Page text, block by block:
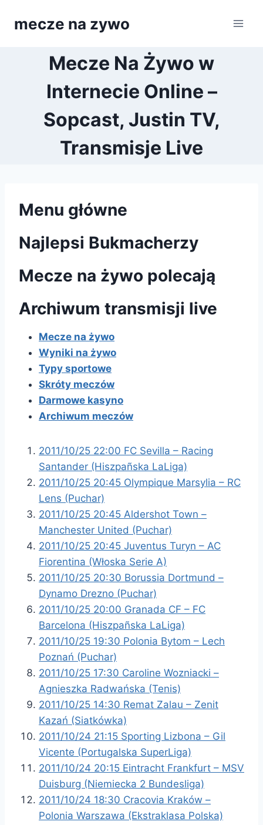
mecze na zywo
Mecze Na Żywo w
Internecie Online –
Sopcast, Justin TV,
Transmisje Live
Menu główne
Najlepsi Bukmacherzy
Mecze na żywo polecają
Archiwum transmisji live
Mecze na żywo
Wyniki na żywo
Typy sportowe
Skróty meczów
Darmowe kasyno
Archiwum meczów
2011/10/25 22:00 FC Sevilla – Racing
Santander (Hiszpañska LaLiga)
2011/10/25 20:45 Olympique Marsylia – RC
Lens (Puchar)
2011/10/25 20:45 Aldershot Town –
Manchester United (Puchar)
2011/10/25 20:45 Juventus Turyn – AC
Fiorentina (Włoska Serie A)
2011/10/25 20:30 Borussia Dortmund –
Dynamo Drezno (Puchar)
2011/10/25 20:00 Granada CF – FC
Barcelona (Hiszpañska LaLiga)
2011/10/25 19:30 Polonia Bytom – Lech
Poznań (Puchar)
2011/10/25 17:30 Caroline Wozniacki –
Agnieszka Radwańska (Tenis)
2011/10/25 14:30 Remat Zalau – Zenit
Kazań (Siatkówka)
2011/10/24 21:15 Sporting Lizbona – Gil
Vicente (Portugalska SuperLiga)
2011/10/24 20:15 Eintracht Frankfurt – MSV
Duisburg (Niemiecka 2 Bundesliga)
2011/10/24 18:30 Cracovia Kraków –
Polonia Warszawa (Ekstraklasa Polska)